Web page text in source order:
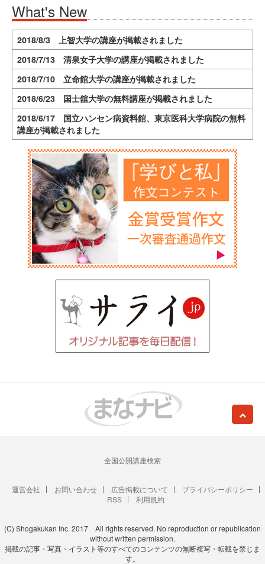
What's New
2018/8/3 上智大学の講座が掲載されました
2018/7/13 清泉女子大学の講座が掲載されました
2018/7/10 立命館大学の講座が掲載されました
2018/6/23 国士舘大学の無料講座が掲載されました
2018/6/17 国立ハンセン病資料館、東京医科大学病院の無料
講座が掲載されました
全国公開講座検索
運営会社 お問い合わせ 広告掲載について
プライバシーポリシー
RSS
利用規約
(C) Shogakukan Inc. 2017 All rights reserved. No reproduction or republication
without written permission.
掲載の記事・写真・イラスト等のすべてのコンテンツの無断複写・転載を禁じま
す。